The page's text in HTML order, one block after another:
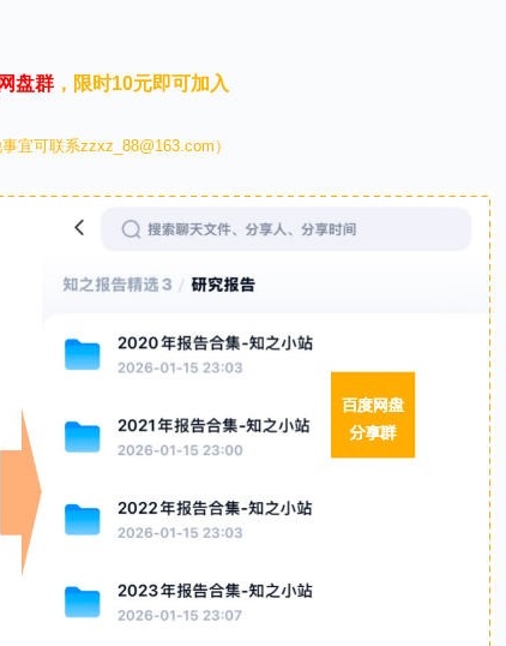
盘群 ，限时10元即可加入
宜可联系zzxz_88@163.com）